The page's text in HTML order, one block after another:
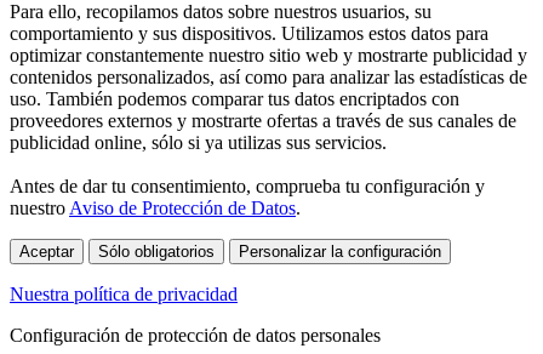
Para ello, recopilamos datos sobre nuestros usuarios, su
comportamiento y sus dispositivos. Utilizamos estos datos para
optimizar constantemente nuestro sitio web y mostrarte publicidad y
contenidos personalizados, así como para analizar las estadísticas de
uso. También podemos comparar tus datos encriptados con
proveedores externos y mostrarte ofertas a través de sus canales de
publicidad online, sólo si ya utilizas sus servicios.
Antes de dar tu consentimiento, comprueba tu configuración y
nuestro Aviso de Protección de Datos.
Aceptar Sólo obligatorios Personalizar la configuración
Nuestra política de privacidad
Configuración de protección de datos personales